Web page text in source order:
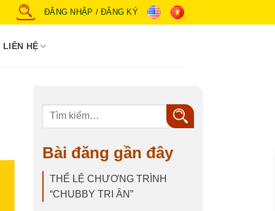
ĐĂNG NHẬP / ĐĂNG KÝ
LIÊN HỆ
Tìm
Bài đăng gần đây
THỂ LỆ CHƯƠNG TRÌNH
“CHUBBY TRI ÂN”